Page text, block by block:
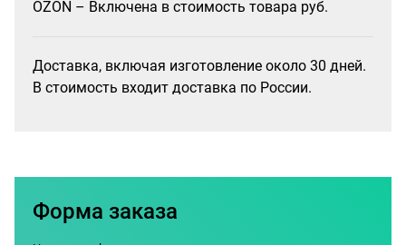
OZON – Включена в стоимость товара руб.
Доставка, включая изготовление около 30 дней.
В стоимость входит доставка по России.
Форма заказа